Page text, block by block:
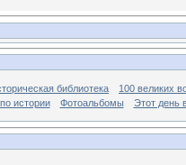
библиотека
100 великих
истории
Фотоальбомы Этот день